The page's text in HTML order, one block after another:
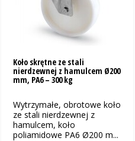
Koło skrętne ze stali
nierdzewnej z hamulcem Ø200
mm, PA6 – 300 kg
Wytrzymałe, obrotowe koło
ze stali nierdzewnej z
hamulcem, koło
poliamidowe PA6 Ø200 m...